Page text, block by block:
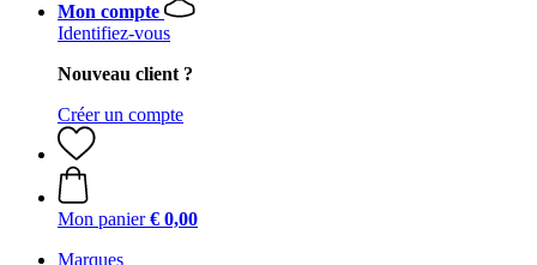
Mon compte
Identifiez-vous
Nouveau client ?
Créer un compte
Mon panier € 0,00
Marques